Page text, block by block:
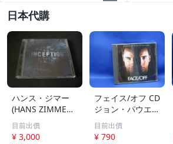
日本代購
ハンス・ジマー
(HANS ZIMMER)
映画「インセプシ
ョン (完全盤)」(I
目前出價
¥ 3,000
フェイス/オフ CD
ジョン・パウエル
FACE/OFF JOHN
POWELL プロデ
目前出價
¥ 790